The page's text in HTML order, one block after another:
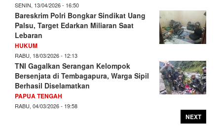
SENIN, 13/04/2026 - 16:50
Bareskrim Polri Bongkar Sindikat Uang
Palsu, Target Edarkan Miliaran Saat
Lebaran
HUKUM
RABU, 18/03/2026 - 12:13
TNI Gagalkan Serangan Kelompok
Bersenjata di Tembagapura, Warga Sipil
Berhasil Diselamatkan
PAPUA TENGAH
RABU, 04/03/2026 - 19:58
NEXT